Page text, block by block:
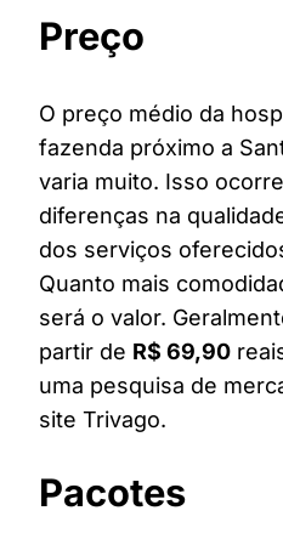
Preço
O preço médio da
fazenda próximo a
varia muito. Isso
diferenças na
dos serviços
Quanto mais
será o valor.
partir de R$ 69,90
uma pesquisa de
site Trivago.
Pacotes